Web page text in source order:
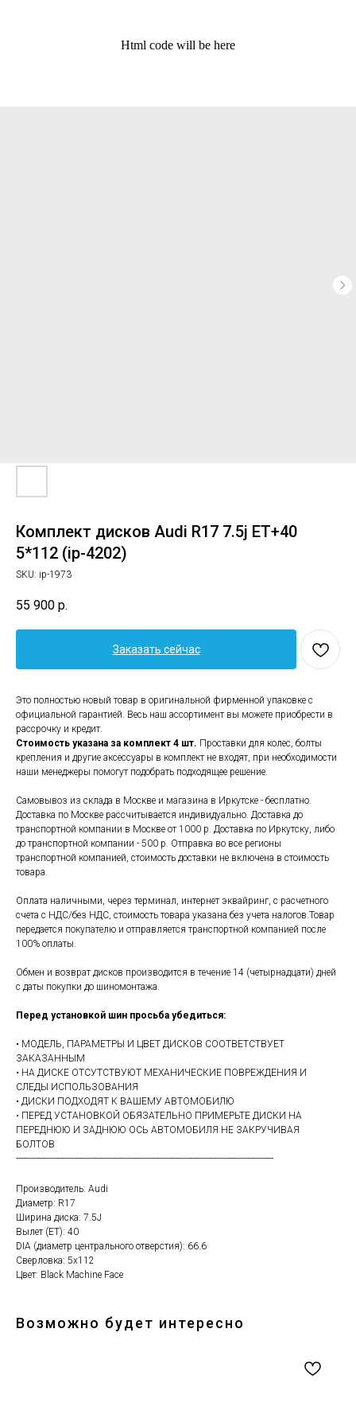
Html code will be here
Комплект дисков Audi R17 7.5j ET+40
5*112 (ip-4202)
SKU: ip-1973
55 900 р.
Заказать сейчас
Это полностью новый товар в оригинальной фирменной упаковке с
официальной гарантией. Весь наш ассортимент вы можете приобрести в
рассрочку и кредит.
Стоимость указана за комплект 4 шт. Проставки для колес, болты
крепления и другие аксессуары в комплект не входят, при необходимости
наши менеджеры помогут подобрать подходящее решение.
Самовывоз из склада в Москве и магазина в Иркутске - бесплатно.
Доставка по Москве рассчитывается индивидуально. Доставка до
транспортной компании в Москве от 1000 р. Доставка по Иркутску, либо
до транспортной компании - 500 р. Отправка во все регионы
транспортной компанией, стоимость доставки не включена в стоимость
товара.
Оплата наличными, через терминал, интернет эквайринг, с расчетного
счета с НДС/без НДС, стоимость товара указана без учета налогов.Товар
передается покупателю и отправляется транспортной компанией после
100% оплаты.
Обмен и возврат дисков производится в течение 14 (четырнадцати) дней
с даты покупки до шиномонтажа.
Перед установкой шин просьба убедиться:
• МОДЕЛЬ, ПАРАМЕТРЫ И ЦВЕТ ДИСКОВ СООТВЕТСТВУЕТ
ЗАКАЗАННЫМ
• НА ДИСКЕ ОТСУТСТВУЮТ МЕХАНИЧЕСКИЕ ПОВРЕЖДЕНИЯ И
СЛЕДЫ ИСПОЛЬЗОВАНИЯ
• ДИСКИ ПОДХОДЯТ К ВАШЕМУ АВТОМОБИЛЮ
• ПЕРЕД УСТАНОВКОЙ ОБЯЗАТЕЛЬНО ПРИМЕРЬТЕ ДИСКИ НА
ПЕРЕДНЮЮ И ЗАДНЮЮ ОСЬ АВТОМОБИЛЯ НЕ ЗАКРУЧИВАЯ
БОЛТОВ
------------------------------------------------------------------------------------------------------------
Производитель: Audi
Диаметр: R17
Ширина диска: 7.5J
Вылет (ET): 40
DIA (диаметр центрального отверстия): 66.6
Сверловка: 5х112
Цвет: Black Machine Face
Возможно будет интересно